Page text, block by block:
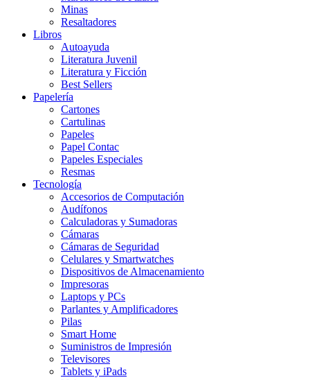
Minas
Resaltadores
Libros
Autoayuda
Literatura Juvenil
Literatura y Ficción
Best Sellers
Papelería
Cartones
Cartulinas
Papeles
Papel Contac
Papeles Especiales
Resmas
Tecnología
Accesorios de Computación
Audífonos
Calculadoras y Sumadoras
Cámaras
Cámaras de Seguridad
Celulares y Smartwatches
Dispositivos de Almacenamiento
Impresoras
Laptops y PCs
Parlantes y Amplificadores
Pilas
Smart Home
Suministros de Impresión
Televisores
Tablets y iPads